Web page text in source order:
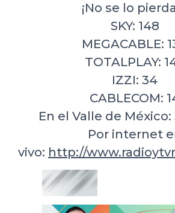
¡No se lo
SKY: 148
MEGACABLE:
TOTALPLAY:
IZZI: 34
CABLECOM:
En el Valle de México:
Por internet
vivo: http://